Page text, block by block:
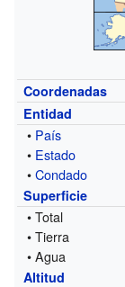
Coordenadas
Entidad
• País
• Estado
•Condado
Superficie
• Total
• Tierra
• Agua
Altitud